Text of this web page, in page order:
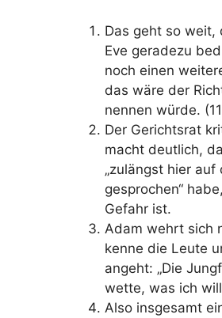
Das geht so weit,
Eve geradezu
noch einen
das wäre der
nennen würde.
Der Gerichtsrat
macht deutlich,
„zulängst hier auf
gesprochen“
Gefahr ist.
Adam wehrt sich
kenne die Leute
angeht: „Die
wette, was ich
Also insgesamt